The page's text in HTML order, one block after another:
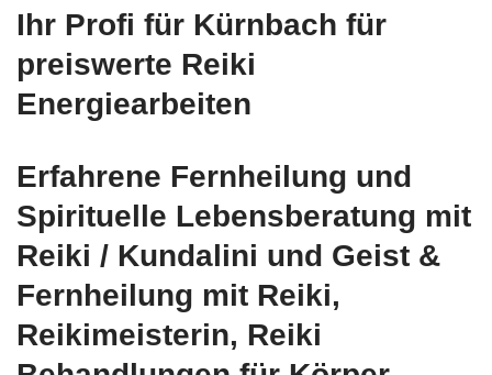
Ihr Profi für Kürnbach für
preiswerte Reiki
Energiearbeiten
Erfahrene Fernheilung und
Spirituelle Lebensberatung mit
Reiki / Kundalini und Geist &
Fernheilung mit Reiki,
Reikimeisterin, Reiki